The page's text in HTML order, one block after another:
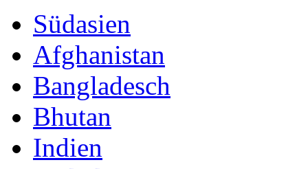
Südasien
Afghanistan
Bangladesch
Bhutan
Indien